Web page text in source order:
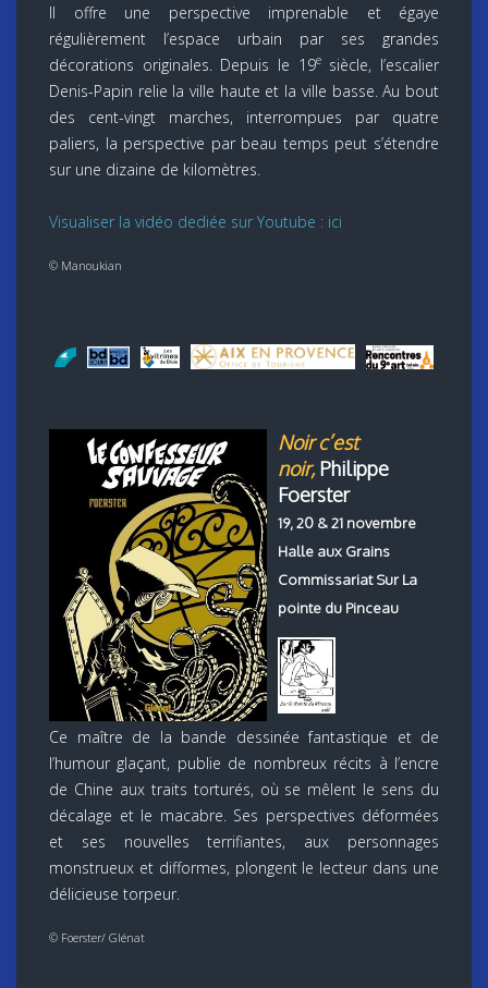
Il offre une perspective imprenable et égaye
régulièrement l’espace urbain par ses grandes
décorations originales. Depuis le 19esiècle, l’escalier
Denis-Papin relie la ville haute et la ville basse. Au bout
des cent-vingt marches, interrompues par quatre
paliers, la perspective par beau temps peut s’étendre
sur une dizaine de kilomètres.
Visualiser la vidéo dediée sur Youtube : ici
© Manoukian
Noir c’est
noir,Philippe
Foerster
19, 20 & 21 novembre
Halle aux Grains
Commissariat Sur La
pointe du Pinceau
Ce maître de la bande dessinée fantastique et de
l’humour glaçant, publie de nombreux récits à l’encre
de Chine aux traits torturés, où se mêlent le sens du
décalage et le macabre. Ses perspectives déformées
et ses nouvelles terrifiantes, aux personnages
monstrueux et difformes, plongent le lecteur dans une
délicieuse torpeur.
© Foerster/ Glénat